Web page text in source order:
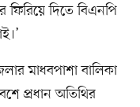
দিতে বিএনপি
মাধবপাশা বালিকা
প্রধান অতিথির